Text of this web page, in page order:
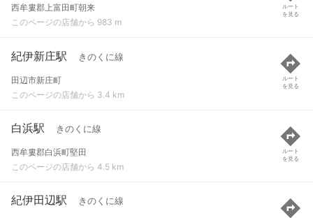
西牟婁郡上富田町朝来
このページの店舗から 983 m
ルート
を見る
紀伊新庄駅 きのくに線
田辺市新庄町
このページの店舗から 3.4 km
ルート
を見る
白浜駅 きのくに線
西牟婁郡白浜町堅田
このページの店舗から 4.5 km
ルート
を見る
紀伊田辺駅 きのくに線